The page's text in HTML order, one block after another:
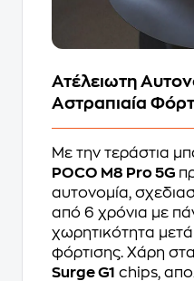
Ατέλειωτη
Αστραπιαία
Με την τεράστια
POCO M8 Pro 5G
αυτονομία,
από 6 χρόνια με
χωρητικότητα
φόρτισης. Χάρη στα
Surge G1 chips,